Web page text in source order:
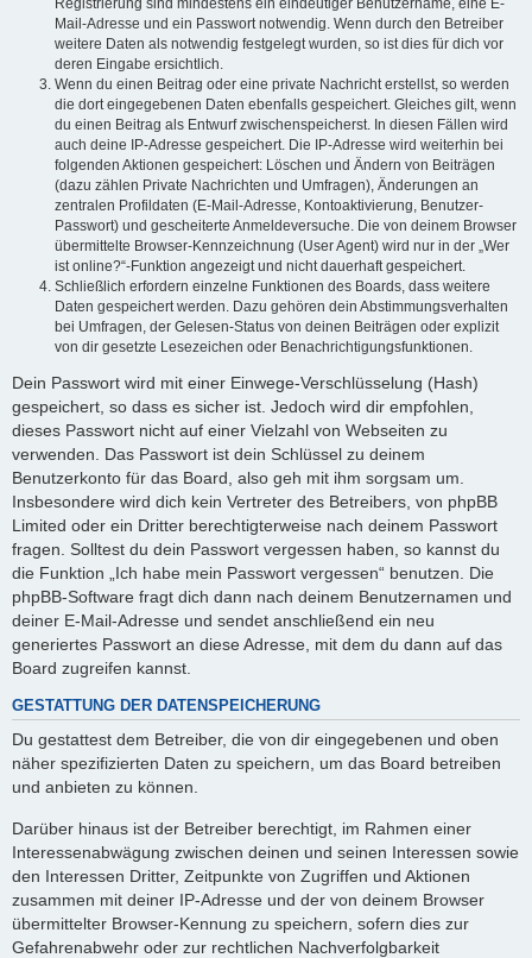
Mail-Adresse und ein Passwort notwendig. Wenn durch den Betreiber
weitere Daten als notwendig festgelegt wurden, so ist dies für dich vor
deren Eingabe ersichtlich.
Wenn du einen Beitrag oder eine private Nachricht erstellst, so werden
die dort eingegebenen Daten ebenfalls gespeichert. Gleiches gilt, wenn
du einen Beitrag als Entwurf zwischenspeicherst. In diesen Fällen wird
auch deine IP-Adresse gespeichert. Die IP-Adresse wird weiterhin bei
folgenden Aktionen gespeichert: Löschen und Ändern von Beiträgen
(dazu zählen Private Nachrichten und Umfragen), Änderungen an
zentralen Profildaten (E-Mail-Adresse, Kontoaktivierung, Benutzer-
Passwort) und gescheiterte Anmeldeversuche. Die von deinem Browser
übermittelte Browser-Kennzeichnung (User Agent) wird nur in der „Wer
ist online?“-Funktion angezeigt und nicht dauerhaft gespeichert.
Schließlich erfordern einzelne Funktionen des Boards, dass weitere
Daten gespeichert werden. Dazu gehören dein Abstimmungsverhalten
bei Umfragen, der Gelesen-Status von deinen Beiträgen oder explizit
von dir gesetzte Lesezeichen oder Benachrichtigungsfunktionen.
Dein Passwort wird mit einer Einwege-Verschlüsselung (Hash)
gespeichert, so dass es sicher ist. Jedoch wird dir empfohlen,
dieses Passwort nicht auf einer Vielzahl von Webseiten zu
verwenden. Das Passwort ist dein Schlüssel zu deinem
Benutzerkonto für das Board, also geh mit ihm sorgsam um.
Insbesondere wird dich kein Vertreter des Betreibers, von phpBB
Limited oder ein Dritter berechtigterweise nach deinem Passwort
fragen. Solltest du dein Passwort vergessen haben, so kannst du
die Funktion „Ich habe mein Passwort vergessen“ benutzen. Die
phpBB-Software fragt dich dann nach deinem Benutzernamen und
deiner E-Mail-Adresse und sendet anschließend ein neu
generiertes Passwort an diese Adresse, mit dem du dann auf das
Board zugreifen kannst.
GESTATTUNG DER DATENSPEICHERUNG
Du gestattest dem Betreiber, die von dir eingegebenen und oben
näher spezifizierten Daten zu speichern, um das Board betreiben
und anbieten zu können.
Darüber hinaus ist der Betreiber berechtigt, im Rahmen einer
Interessenabwägung zwischen deinen und seinen Interessen sowie
den Interessen Dritter, Zeitpunkte von Zugriffen und Aktionen
zusammen mit deiner IP-Adresse und der von deinem Browser
übermittelter Browser-Kennung zu speichern, sofern dies zur
Gefahrenabwehr oder zur rechtlichen Nachverfolgbarkeit